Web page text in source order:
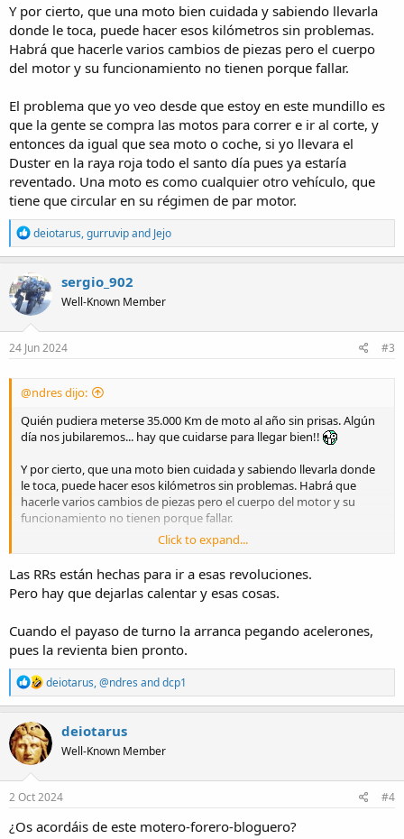
Y por cierto, que una moto bien cuidada y sabiendo llevarla
donde le toca, puede hacer esos kilómetros sin problemas.
Habrá que hacerle varios cambios de piezas pero el cuerpo
del motor y su funcionamiento no tienen porque fallar.
El problema que yo veo desde que estoy en este mundillo es
que la gente se compra las motos para correr e ir al corte, y
entonces da igual que sea moto o coche, si yo llevara el
Duster en la raya roja todo el santo día pues ya estaría
reventado. Una moto es como cualquier otro vehículo, que
tiene que circular en su régimen de par motor.
R
e
a
c
t
i
o
n
s
deiotarus,gurruvipand Jejo
sergio_902
Well-Known Member
24 Jun 2024 #3
@ndres dijo:
Quién pudiera meterse 35.000 Km de moto al año sin prisas. Algún
día nos jubilaremos... hay que cuidarse para llegar bien!!
Y por cierto, que una moto bien cuidada y sabiendo llevarla donde
le toca, puede hacer esos kilómetros sin problemas. Habrá que
hacerle varios cambios de piezas pero el cuerpo del motor y su
funcionamiento no tienen porque fallar.
El problema que yo veo desde que estoy en este mundillo es que la
gente se compra las motos para correr e ir al corte, y entonces da
igual que sea moto o coche, si yo llevara el Duster en la raya roja
todo el santo día pues ya estaría reventado. Una moto es como
motor.
Click to expand...
Las RRs están hechas para ir a esas revoluciones.
Pero hay que dejarlas calentar y esas cosas.
Cuando el payaso de turno la arranca pegando acelerones,
pues la revienta bien pronto.
R
e
a
c
t
i
n
s
deiotarus,@ndres anddcp1
deiotarus
Well-Known Member
2 Oct 2024 #4
¿Os acordáis de este motero-forero-bloguero?